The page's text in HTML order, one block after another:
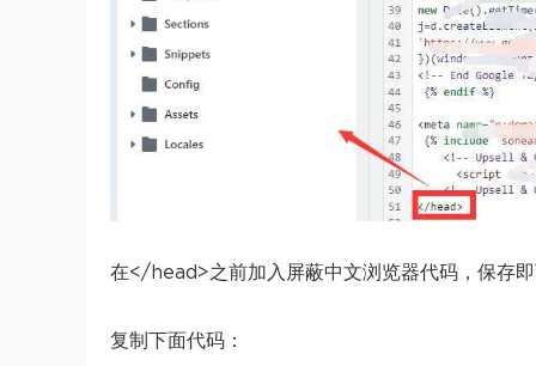
在</head>之前加入屏蔽中文浏览器代码，保存
复制下面代码：